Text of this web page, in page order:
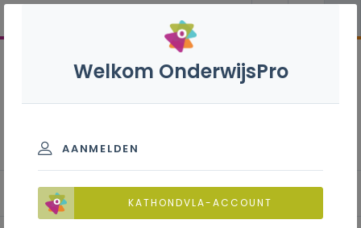
Waarover kan de ouderraad beslissen?
Welkom OnderwijsPro
AANMELDEN
KATHONDVLA-ACCOUNT